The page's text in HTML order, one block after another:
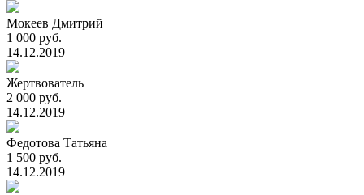
Мокеев Дмитрий
1 000 руб.
14.12.2019
Жертвователь
2 000 руб.
14.12.2019
Федотова Татьяна
1 500 руб.
14.12.2019